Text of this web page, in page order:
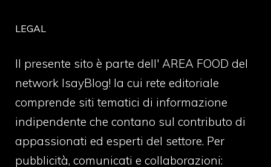
LEGAL
Il presente sito è parte dell' AREA FOOD del
network IsayBlog! la cui rete editoriale
comprende siti tematici di informazione
indipendente che contano sul contributo di
appassionati ed esperti del settore. Per
pubblicità, comunicati e collaborazioni: